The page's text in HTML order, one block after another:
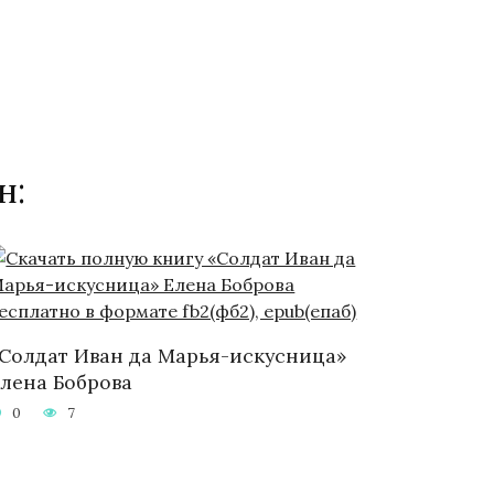
Иван да Марья-искусница»
Боброва
0 7